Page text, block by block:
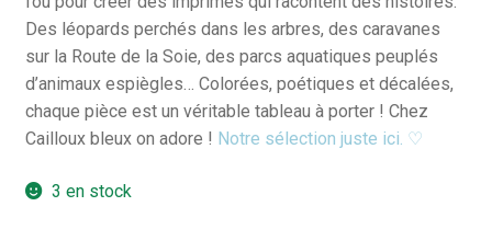
Des léopards perchés dans les arbres, des caravanes
sur la Route de la Soie, des parcs aquatiques peuplés
d’animaux espiègles… Colorées, poétiques et décalées,
chaque pièce est un véritable tableau à porter ! Chez
Cailloux bleux on adore ! Notre sélection juste ici. ♡
3 en stock